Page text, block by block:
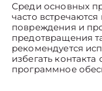
Среди основных
часто
повреждения и
предотвращения
рекомендуется
избегать
программное